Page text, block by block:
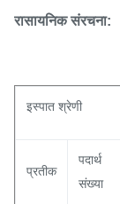
रासायनिक संरचना:
इस्पात श्रेणी
प्रतीक
पदार्थ
संख्या